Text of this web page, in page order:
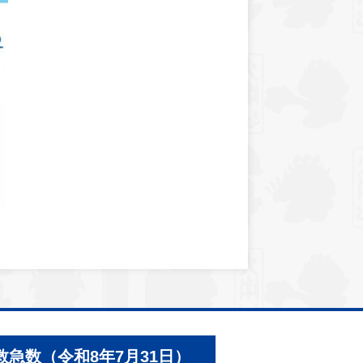
急数（令和8年7月31日）